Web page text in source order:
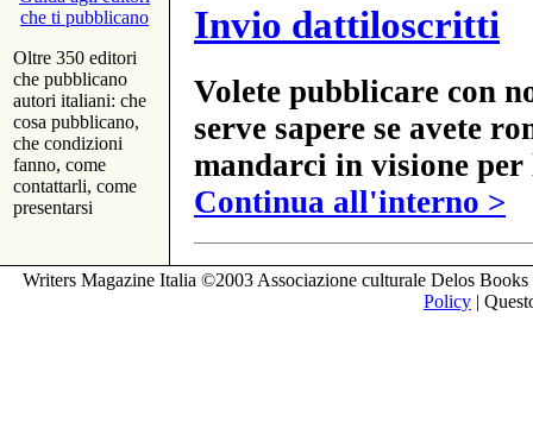
che ti pubblicano
Oltre 350 editori
che pubblicano
autori italiani: che
cosa pubblicano,
che condizioni
fanno, come
contattarli, come
presentarsi
Invio dattiloscritti
Volete pubblicare con
serve sapere se avete
mandarci in visione
Continua all'interno >
Writers Magazine Italia ©2003 Associazione culturale Delos
Policy |